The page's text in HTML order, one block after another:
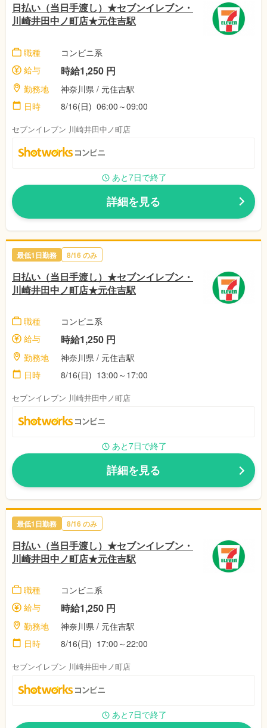
日払い（当日手渡し）★セブンイレブン・
川崎井田中ノ町店★元住吉駅
職種
コンビニ系
給与
時給1,250 円
勤務地
神奈川県 / 元住吉駅
日時
8/16(日) 06:00～09:00
セブンイレブン 川崎井田中ノ町店
あと7日で終了
詳細を見る
最低1日勤務 8/16 のみ
日払い（当日手渡し）★セブンイレブン・
川崎井田中ノ町店★元住吉駅
職種
コンビニ系
給与
時給1,250 円
勤務地
神奈川県 / 元住吉駅
日時
8/16(日) 13:00～17:00
セブンイレブン 川崎井田中ノ町店
あと7日で終了
詳細を見る
最低1日勤務 8/16 のみ
日払い（当日手渡し）★セブンイレブン・
川崎井田中ノ町店★元住吉駅
職種
コンビニ系
給与
時給1,250 円
勤務地
神奈川県 / 元住吉駅
日時
8/16(日) 17:00～22:00
セブンイレブン 川崎井田中ノ町店
あと7日で終了